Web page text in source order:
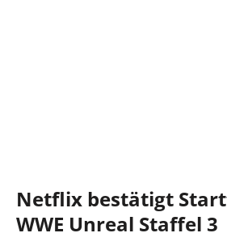
Netflix bestätigt
WWE Unreal Staffel 3